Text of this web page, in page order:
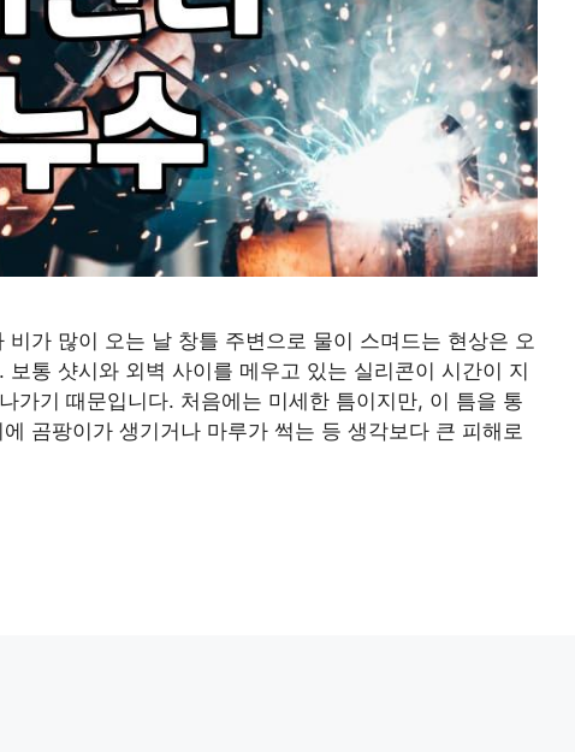
가 많이 오는 날 창틀 주변으로 물이 스며드는 현상은 오
통 샷시와 외벽 사이를 메우고 있는 실리콘이 시간이 지
가기 때문입니다. 처음에는 미세한 틈이지만, 이 틈을 통
곰팡이가 생기거나 마루가 썩는 등 생각보다 큰 피해로